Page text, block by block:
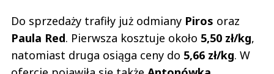
Do sprzedaży trafiły już odmiany Piros oraz
Paula Red. Pierwsza kosztuje około 5,50 zł/kg,
natomiast druga osiąga ceny do 5,66 zł/kg. W